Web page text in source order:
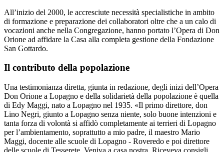
All’inizio del 2000, le accresciute necessità specialistiche in ambito
di formazione e preparazione dei collaboratori oltre che a un calo di
vocazioni anche nella Congregazione, hanno portato l’Opera di Don
Orione ad affidare la Casa alla completa gestione della Fondazione
San Gottardo.
Il contributo della popolazione
Una testimonianza diretta, giunta in redazione, degli inizi dell’Opera
Don Orione a Lopagno e della solidarietà della popolazione è quella
di Edy Maggi, nato a Lopagno nel 1935. «Il primo direttore, don
Lino Negri, giunto a Lopagno senza niente, solo buone intenzioni e
tanta forza di volontà si affidò completamente ai terrieri di Lopagno
per l’ambientamento, soprattutto a mio padre, il maestro Mario
Maggi, docente alle scuole di Lopagno - Roveredo e poi direttore
delle scuole di Tesserete. Veniva a casa nostra. Riceveva consigli,